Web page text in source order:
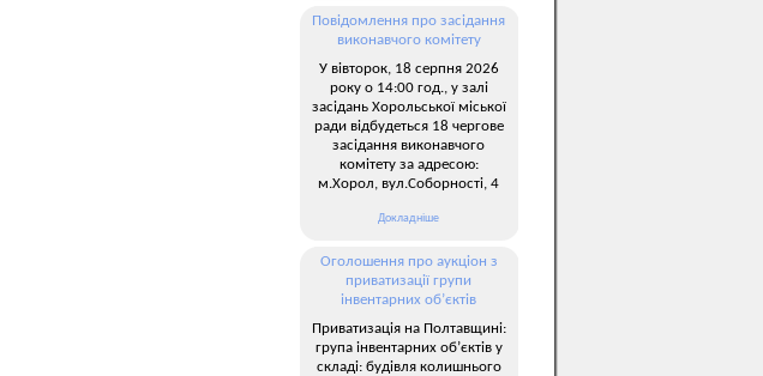
Повідомлення про засідання
виконавчого комітету
У вівторок, 18 серпня 2026
року о 14:00 год., у залі
засідань Хорольської міської
ради відбудеться 18 чергове
засідання виконавчого
комітету за адресою:
м.Хорол, вул.Соборності, 4
Докладніше
Оголошення про аукціон з
приватизації групи
інвентарних об’єктів
Приватизація на Полтавщині:
група інвентарних об’єктів у
складі: будівля колишнього